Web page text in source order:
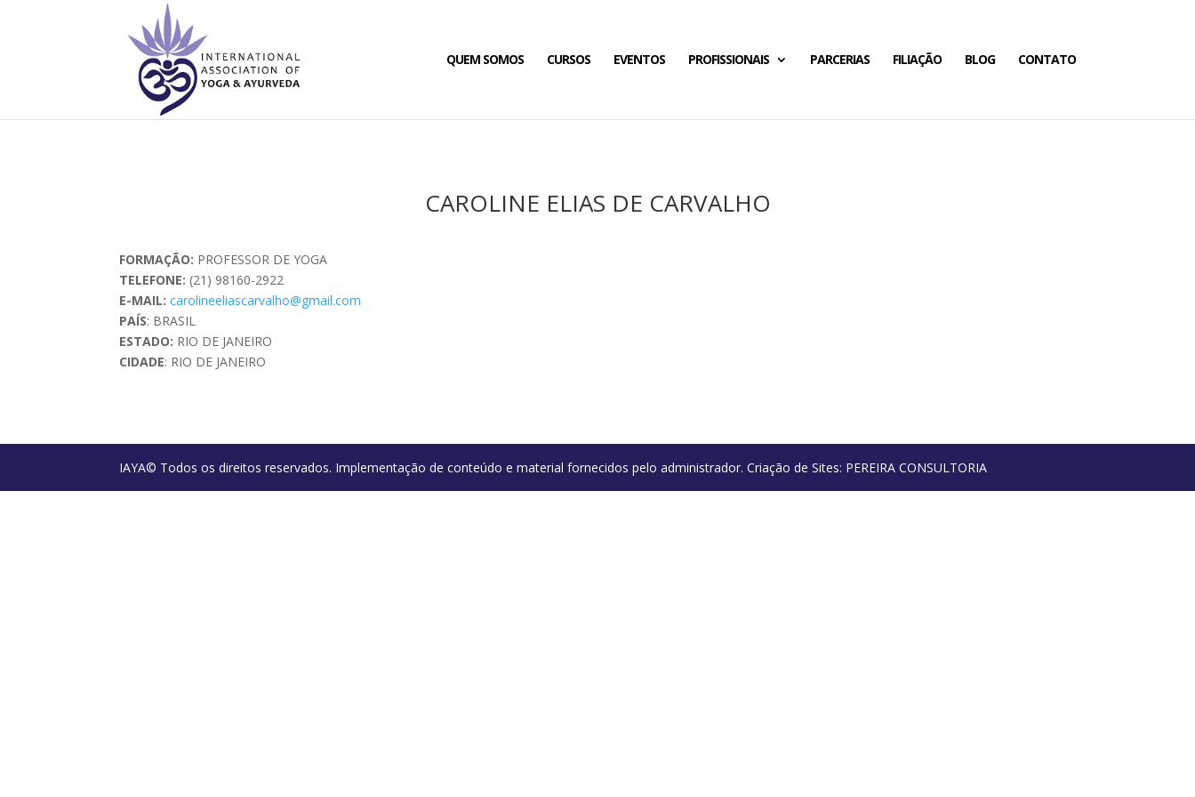
QUEM SOMOS CURSOS EVENTOS PROFISSIONAIS PARCERIAS FILIAÇÃO BLOG CONTATO
CAROLINE ELIAS DE CARVALHO
FORMAÇÃO: PROFESSOR DE YOGA
TELEFONE: (21) 98160-2922
E-MAIL:carolineeliascarvalho@gmail.com
PAÍS: BRASIL
ESTADO: RIO DE JANEIRO
CIDADE: RIO DE JANEIRO
IAYA© Todos os direitos reservados. Implementação de conteúdo e material fornecidos pelo administrador. Criação de Sites: PEREIRA CONSULTORIA